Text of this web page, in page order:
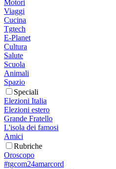
Motori
Viaggi
Cucina
Tgtech
E-Planet
Cultura
Salute
Scuola
Animali
Spazio
Speciali
Elezioni Italia
Elezioni estero
Grande Fratello
L'isola dei famosi
Amici
Rubriche
Oroscopo
#tgcom24amarcord